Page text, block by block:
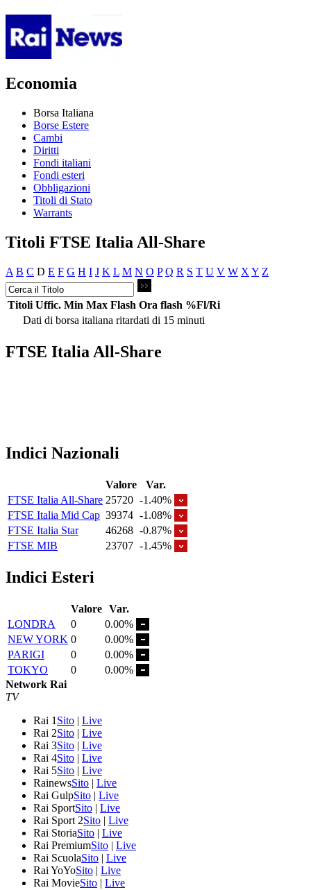
Economia
Borsa Italiana
Borse Estere
Cambi
Diritti
Fondi italiani
Fondi esteri
Obbligazioni
Titoli di Stato
Warrants
Titoli FTSE Italia All-Share
A B C D E F G H I J K L M N O P Q R S T U V W X Y Z
Titoli Uffic. Min Max Flash Ora flash %Fl/Ri
Dati di borsa italiana ritardati di 15 minuti
FTSE Italia All-Share
Indici Nazionali
Valore
Var.
FTSE Italia All-Share 25720 -1.40%
FTSE Italia Mid Cap 39374 -1.08%
FTSE Italia Star
46268 -0.87%
FTSE MIB
23707 -1.45%
Indici Esteri
Valore Var.
LONDRA
0
0.00%
NEW YORK 0
0.00%
PARIGI
0
0.00%
TOKYO
0
0.00%
Network Rai
TV
Rai 1 Sito | Live
Rai 2Sito | Live
Rai 3Sito | Live
Rai 4Sito | Live
Rai 5Sito | Live
RainewsSito | Live
Rai GulpSito | Live
Rai SportSito | Live
Rai Sport 2Sito | Live
Rai StoriaSito | Live
Rai PremiumSito | Live
Rai ScuolaSito | Live
Rai YoYoSito | Live
Rai MovieSito | Live